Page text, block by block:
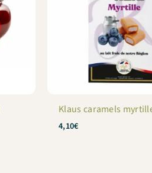
Klaus caramels
4,10€